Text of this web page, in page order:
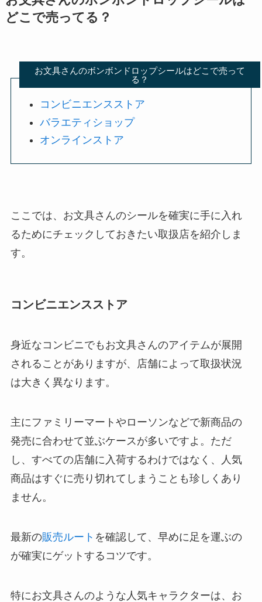
どこで売ってる？
お文具さんのボンボンドロップシールはどこで売って
る？
コンビニエンスストア
バラエティショップ
オンラインストア
ここでは、お文具さんのシールを確実に手に入れ
るためにチェックしておきたい取扱店を紹介しま
す。
コンビニエンスストア
身近なコンビニでもお文具さんのアイテムが展開
されることがありますが、店舗によって取扱状況
は大きく異なります。
主にファミリーマートやローソンなどで新商品の
発売に合わせて並ぶケースが多いですよ。ただ
し、すべての店舗に入荷するわけではなく、人気
商品はすぐに売り切れてしまうことも珍しくあり
ません。
最新の販売ルート を確認して、早めに足を運ぶの
が確実にゲットするコツです。
特にお文具さんのような人気キャラクターは、お